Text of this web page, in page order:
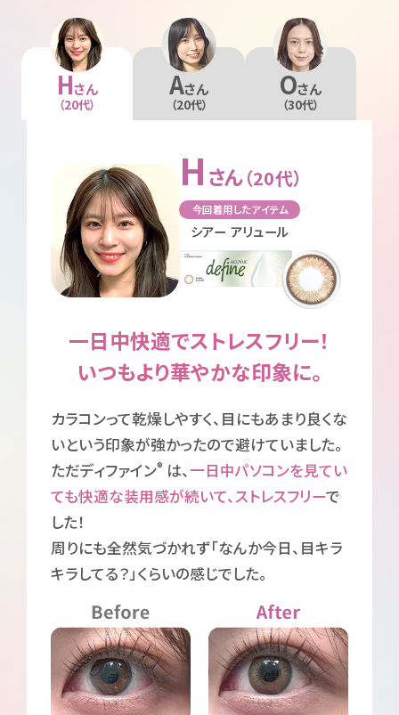
Hさん
（20代）
Aさん
（20代）
Oさん
（30代）
H さん（20代）
今回着用したアイテム
シアー アリュール
一日中快適でストレスフリー！
いつもより華やかな印象に。
カラコンって乾燥しやすく、目にもあまり良くな
いという印象が強かったので避けていました。
ただディファイン® は、一日中パソコンを見てい
ても快適な装用感が続いて、ストレスフリーで
した！
周りにも全然気づかれず「なんか今日、目キラ
キラしてる？」くらいの感じでした。